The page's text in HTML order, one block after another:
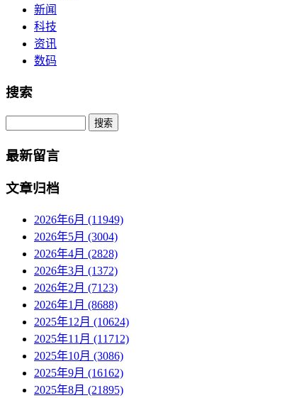
新闻
科技
资讯
数码
搜索
Search
最新留言
文章归档
2026年6月 (11949)
2026年5月 (3004)
2026年4月 (2828)
2026年3月 (1372)
2026年2月 (7123)
2026年1月 (8688)
2025年12月 (10624)
2025年11月 (11712)
2025年10月 (3086)
2025年9月 (16162)
2025年8月 (21895)